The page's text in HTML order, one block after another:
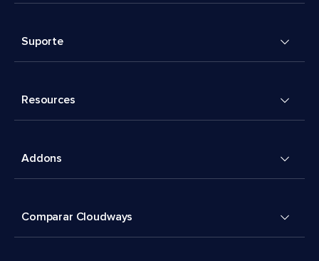
Suporte
Resources
Addons
Comparar Cloudways